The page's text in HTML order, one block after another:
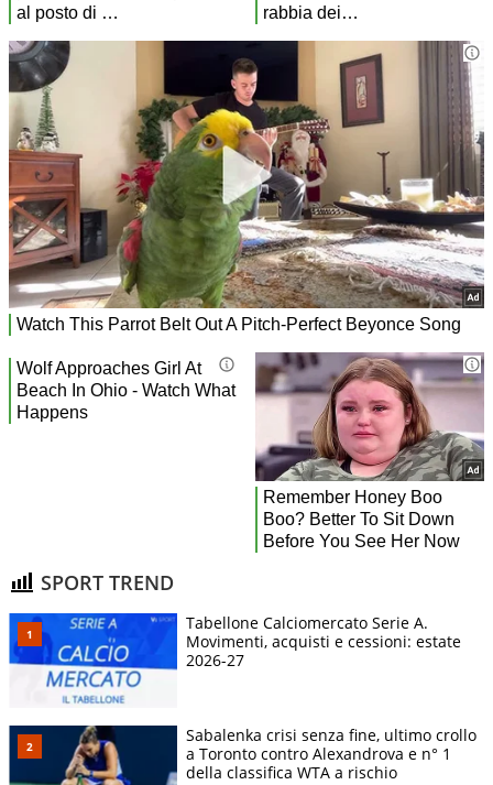
SPORT TREND
Tabellone Calciomercato Serie A.
Movimenti, acquisti e cessioni: estate
2026-27
Sabalenka crisi senza fine, ultimo crollo
a Toronto contro Alexandrova e n° 1
della classifica WTA a rischio